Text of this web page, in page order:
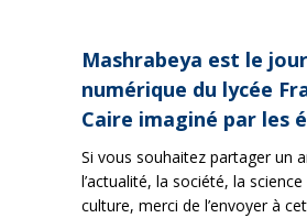
Mashrabeya est le
numérique du lycée
Caire imaginé par les
Si vous souhaitez partager un
l’actualité, la société, la
culture, merci de l’envoyer à